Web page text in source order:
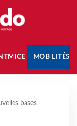
MICE MOBILITÉS
bases